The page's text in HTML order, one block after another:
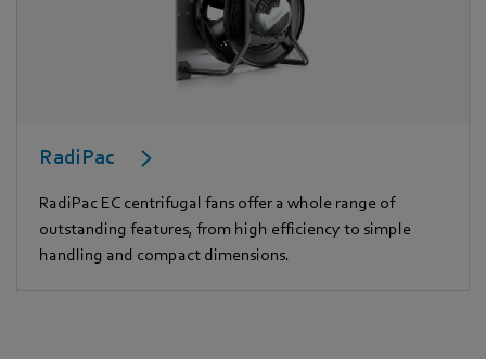
RadiPac
RadiPac EC centrifugal fans offer a whole range of
outstanding features, from high efficiency to simple
handling and compact dimensions.